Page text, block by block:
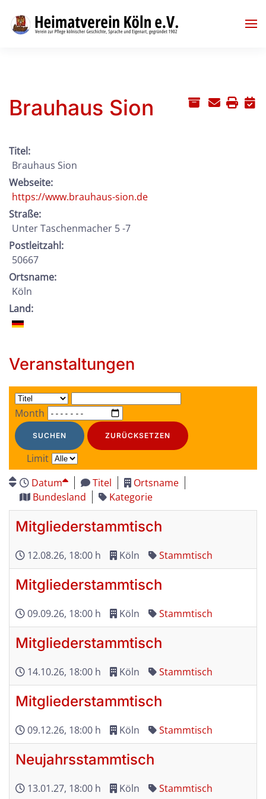
Skip to main content
Brauhaus Sion
Titel:
Brauhaus Sion
Webseite:
https://www.brauhaus-sion.de
Straße:
Unter Taschenmacher 5 -7
Postleitzahl:
50667
Ortsname:
Köln
Land:
Veranstaltungen
Month
SUCHEN ZURÜCKSETZEN
Limit
Datum
Titel
Ortsname
Bundesland
Kategorie
Mitgliederstammtisch
12.08.26, 18:00 h Köln Stammtisch
Mitgliederstammtisch
09.09.26, 18:00 h Köln Stammtisch
Mitgliederstammtisch
14.10.26, 18:00 h Köln Stammtisch
Mitgliederstammtisch
09.12.26, 18:00 h Köln Stammtisch
Neujahrsstammtisch
13.01.27, 18:00 h Köln Stammtisch